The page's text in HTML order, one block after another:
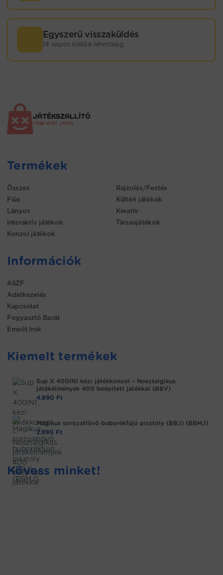
Egyszerű visszaküldés
14 napos elállási lehetőség
JÁTÉKSZALLÍTÓ
TÖBB MINT JÁTÉK
Termékek
Összes
Fiús
Lányos
Interaktív játékok
Konzol játékok
Rajzolás/Festés
Kültéri játékok
Kreatív
Társasjátékok
Információk
ÁSZF
Adatkezelés
Kapcsolat
Fogyasztó Barát
Emailt írok
Kiemelt termékek
Sup X 400IN1 kézi játékkonzol – Nosztalgikus
játékélmények 400 beépített játékkal (BBV)
4.890 Ft
Mágikus sorozatlövő buborékfújó pisztoly (BBJ) (BBMJ)
2.990 Ft
Kövess minket!